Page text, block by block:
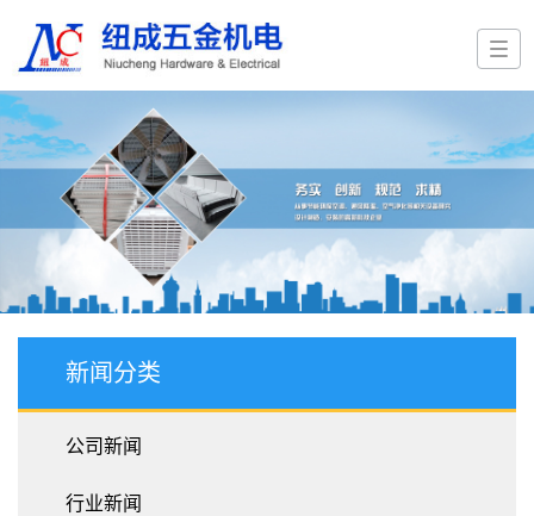
新闻分类
公司新闻
行业新闻